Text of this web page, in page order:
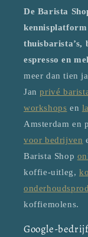
De Barista
thuisbarista’s,
espresso en
meer dan tien
Janprivé
workshops en
Amsterdam en
voor bedrijven
Barista Shop
koffie-uitleg,
koffiemolens.
Google-